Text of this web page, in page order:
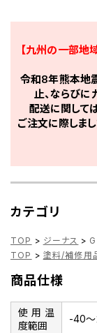
【九州の一部地
令和8年熊本地
止、ならびに
配送に関して
ご注文に際しま
カテゴリ
TOP > ジーナス >
TOP > 塗料/補修用
商品仕様
使用温
度範囲
-40